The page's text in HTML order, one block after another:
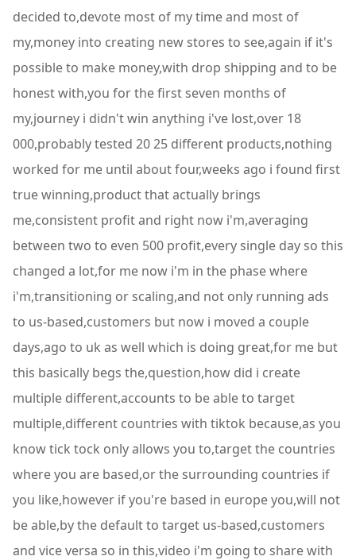
decided to,devote most of my time and most of
my,money into creating new stores to see,again if it's
possible to make money,with drop shipping and to be
honest with,you for the first seven months of
my,journey i didn't win anything i've lost,over 18
000,probably tested 20 25 different products,nothing
worked for me until about four,weeks ago i found first
true winning,product that actually brings
me,consistent profit and right now i'm,averaging
between two to even 500 profit,every single day so this
changed a lot,for me now i'm in the phase where
i'm,transitioning or scaling,and not only running ads
to us-based,customers but now i moved a couple
days,ago to uk as well which is doing great,for me but
this basically begs the,question,how did i create
multiple different,accounts to be able to target
multiple,different countries with tiktok because,as you
know tick tock only allows you to,target the countries
where you are based,or the surrounding countries if
you like,however if you're based in europe you,will not
be able,by the default to target us-based,customers
and vice versa so in this,video i'm going to share with